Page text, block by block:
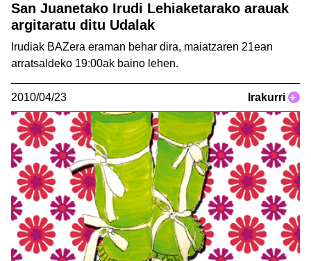
San Juanetako Irudi Lehiaketarako arauak
argitaratu ditu Udalak
Irudiak BAZera eraman behar dira, maiatzaren 21ean
arratsaldeko 19:00ak baino lehen.
2010/04/23 Irakurri +